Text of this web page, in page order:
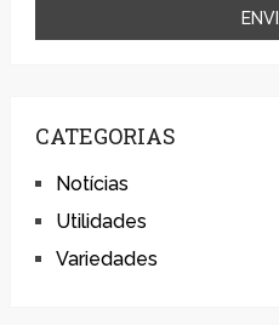
CATEGORIAS
Notícias
Utilidades
Variedades